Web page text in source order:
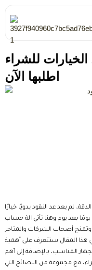
content
للشراء
اطلبها الآن
لم يعد عد النقود يدويًا خيارًا
بعد يوم وهنا تأتي الة حساب
وتمنح أصحاب الشركات والمتاجر
هذا المقال ستتعرف على أهمية
المناسب، بالإضافة إلى أهم
مع مجموعة من النصائح التي